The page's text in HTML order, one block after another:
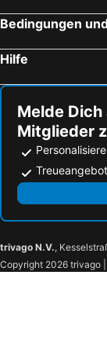
Speicherstadt
Karl-May-Festival
Hamburg Cruise
Buxtehude City
Hauptbahnhof
St Georg
Strand Cuxhaven
Serengeti Park
Walsrode Bird
Bergen-Belsen
Ambiente
Bedingungen
Hilfe
Melde
Mitglieder
trivago N.V.,
Copyright 2026 trivago